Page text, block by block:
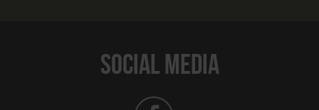
SOCIAL MEDIA